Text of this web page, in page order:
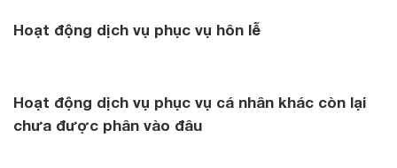
Hoạt động dịch vụ phục vụ hôn lễ
Hoạt động dịch vụ phục vụ cá nhân khác còn lại
chưa được phân vào đâu